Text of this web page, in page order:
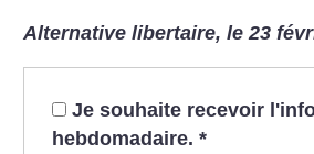
Alternative libertaire, le 23
Je souhaite recevoir
hebdomadaire. *